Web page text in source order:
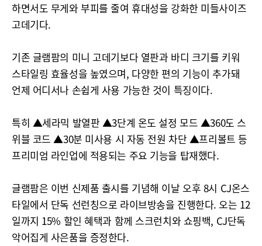
하면서도 무게와 부피를 줄여 휴대성을 강화한 미들사이즈
고데기다.
기존 글램팜의 미니 고데기보다 열판과 바디 크기를 키워
스타일링 효율성을 높였으며, 다양한 편의 기능이 추가돼
언제 어디서나 손쉽게 사용 가능한 것이 특징이다.
특히 ▲세라믹 발열판 ▲3단계 온도 설정 모드 ▲360도 스
위블 코드 ▲30분 미사용 시 자동 전원 차단 ▲프리볼트 등
프리미엄 라인업에 적용되는 주요 기능을 탑재했다.
글램팜은 이번 신제품 출시를 기념해 이날 오후 8시 CJ온스
타일에서 단독 선런칭으로 라이브방송을 진행한다. 오는 12
일까지 15% 할인 혜택과 함께 스크런치와 쇼핑백, CJ단독
악어집게 사은품을 증정한다.